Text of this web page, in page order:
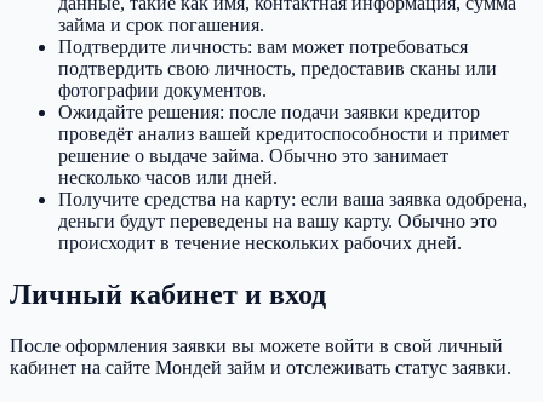
займа и срок погашения.
Подтвердите личность: вам может потребоваться
подтвердить свою личность, предоставив сканы или
фотографии документов.
Ожидайте решения: после подачи заявки кредитор
проведёт анализ вашей кредитоспособности и примет
решение о выдаче займа. Обычно это занимает
несколько часов или дней.
Получите средства на карту: если ваша заявка одобрена,
деньги будут переведены на вашу карту. Обычно это
происходит в течение нескольких рабочих дней.
Личный кабинет и вход
После оформления заявки вы можете войти в свой личный
кабинет на сайте Мондей займ и отслеживать статус заявки.